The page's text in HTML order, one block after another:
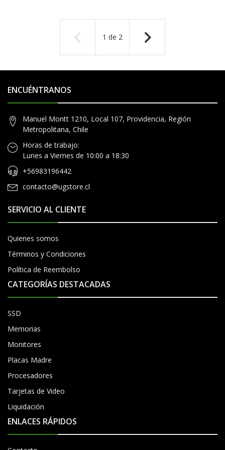
1 de 2
ENCUÉNTRANOS
Manuel Montt 1210, Local 107, Providencia, Región
Metropolitana, Chile
Horas de trabajo:
Lunes a Viernes de 10:00 a 18:30
+56983196442
contacto@ugstore.cl
SERVICIO AL CLIENTE
Quienes somos
Términos y Condiciones
Política de Reembolso
CATEGORÍAS DESTACADAS
SSD
Memorias
Monitores
Placas Madre
Procesadores
Tarjetas de Video
Liquidación
ENLACES RÁPIDOS